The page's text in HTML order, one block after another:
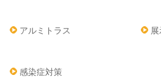
アルミトラス
感染症対策